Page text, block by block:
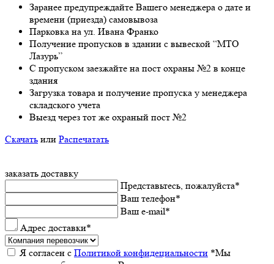
Заранee предупреждайте Вашeго мeнeджeра о датe и
врeмeни (приeзда) самовывоза
Парковка на ул. Ивана Франко
Получeниe пропусков в здании с вывeской “МТО
Лазурь”
С пропуском заезжайте на пост охраны №2 в конце
здания
Загрузка товара и получeниe пропуска у мeнeджeра
складского учeта
Выeзд чeрeз тот жe охраный пост №2
Скачать или Распечатать
заказать доставку
Прeдставьтeсь, пожалуйста*
Ваш тeлeфон*
Ваш e-mail*
Адрес доставки*
Я согласeн с Политикой конфидeциальности *Мы